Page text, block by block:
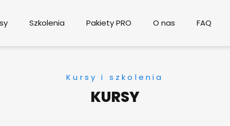
Szkolenia Pakiety PRO O nas FAQ
Kursy i szkolenia
KURSY